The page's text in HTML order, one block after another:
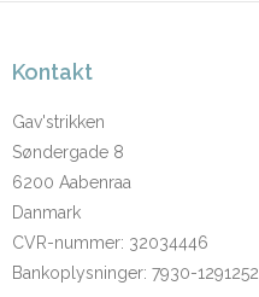
Kontakt
Gav'strikken
Søndergade 8
6200 Aabenraa
Danmark
CVR-nummer: 32034446
Bankoplysninger: 7930-1291252